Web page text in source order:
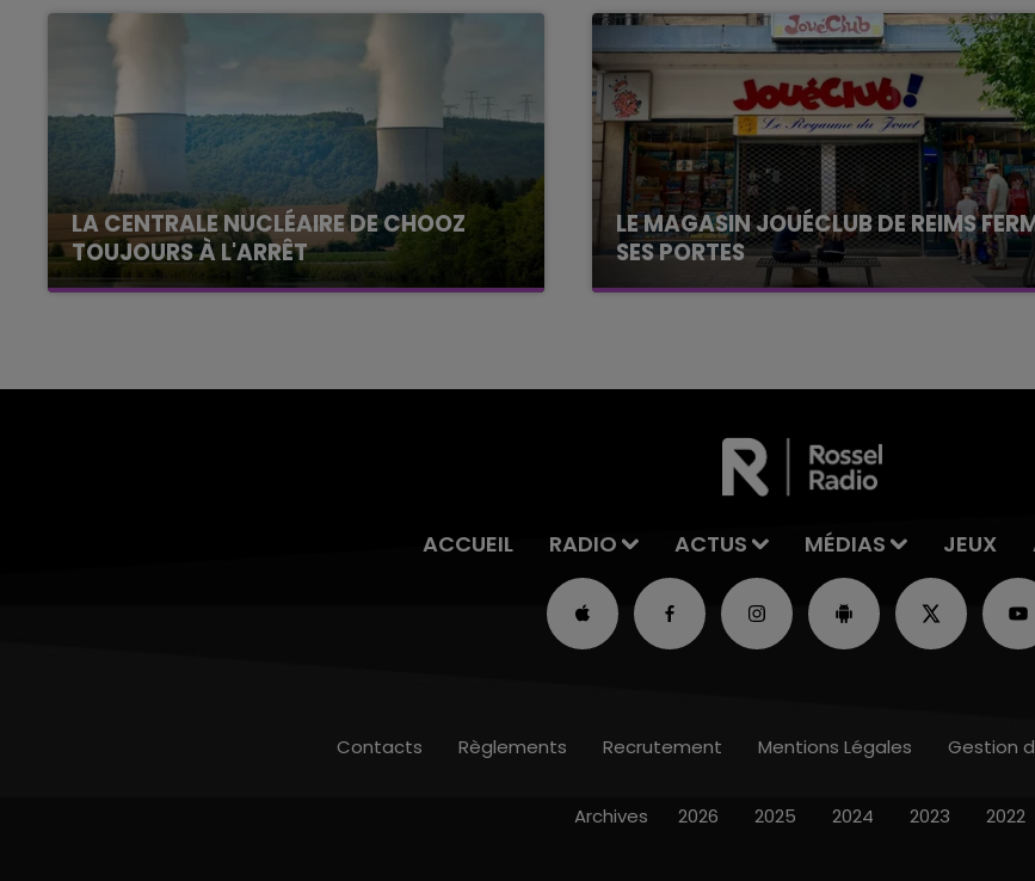
LA CENTRALE NUCLÉAIRE DE CHOOZ
TOUJOURS À L'ARRÊT
Cela fait déjà une semaine que la centrale
LE MAGASIN JOUÉCLUB DE REIMS
SES PORTES
C'était l'une des institutions du centre-ville
ACCUEIL RADIO ACTUS MÉDIAS JEUX
Contacts Règlements Recrutement Mentions Légales Gestion
Archives 2026 2025 2024 2023 2022